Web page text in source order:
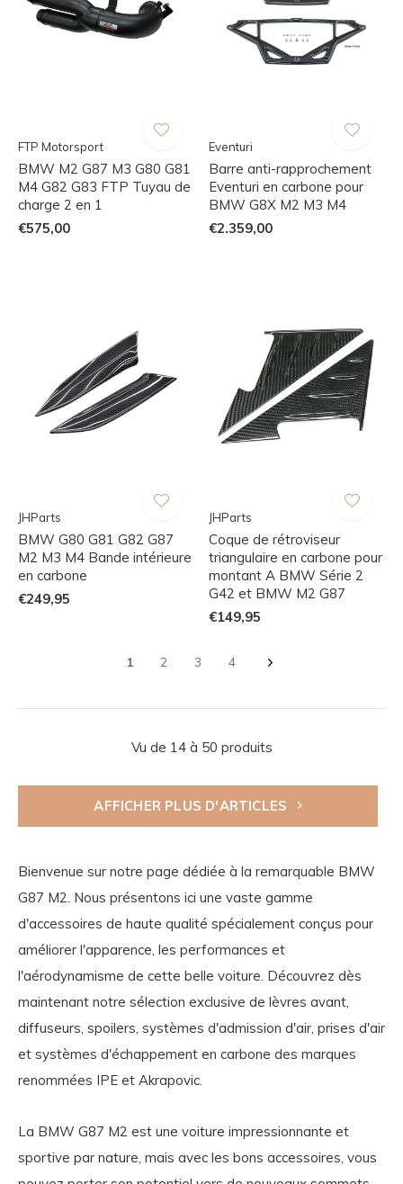
FTP Motorsport
BMW M2 G87 M3 G80 G81
M4 G82 G83 FTP Tuyau de
charge 2 en 1
€575,00
Eventuri
Barre anti-rapprochement
Eventuri en carbone pour
BMW G8X M2 M3 M4
€2.359,00
JHParts
BMW G80 G81 G82 G87
M2 M3 M4 Bande intérieure
en carbone
€249,95
JHParts
Coque de rétroviseur
triangulaire en carbone pour
montant A BMW Série 2
G42 et BMW M2 G87
€149,95
1 2 3 4
Vu de 14 à 50 produits
AFFICHER PLUS D'ARTICLES
Bienvenue sur notre page dédiée à la remarquable BMW
G87 M2. Nous présentons ici une vaste gamme
d'accessoires de haute qualité spécialement conçus pour
améliorer l'apparence, les performances et
l'aérodynamisme de cette belle voiture. Découvrez dès
maintenant notre sélection exclusive de lèvres avant,
diffuseurs, spoilers, systèmes d'admission d'air, prises d'air
et systèmes d'échappement en carbone des marques
renommées IPE et Akrapovic.
La BMW G87 M2 est une voiture impressionnante et
sportive par nature, mais avec les bons accessoires, vous